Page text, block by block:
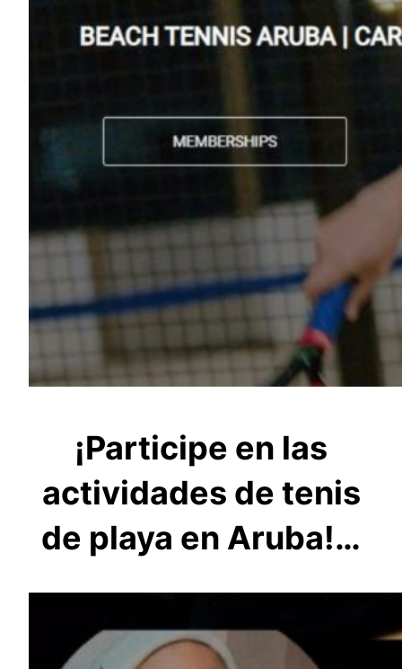
¡Participe en las
actividades de tenis
de playa en Aruba!…